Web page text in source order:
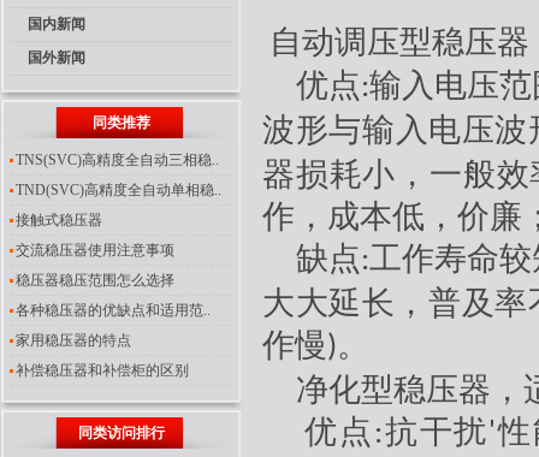
国内新闻
国外新闻
同类推荐
TNS(SVC)高精度全自动三相稳..
TND(SVC)高精度全自动单相稳..
接触式稳压器
交流稳压器使用注意事项
稳压器稳压范围怎么选择
各种稳压器的优缺点和适用范..
家用稳压器的特点
补偿稳压器和补偿柜的区别
同类访问排行
自动调压型稳压器
优点:输入电压
波形与输入电压
器损耗小，一般效
作，成本低，价廉
缺点:工作寿命
大大延长，普及率
作慢)。
净化型稳压器
优点 :抗干扰'性